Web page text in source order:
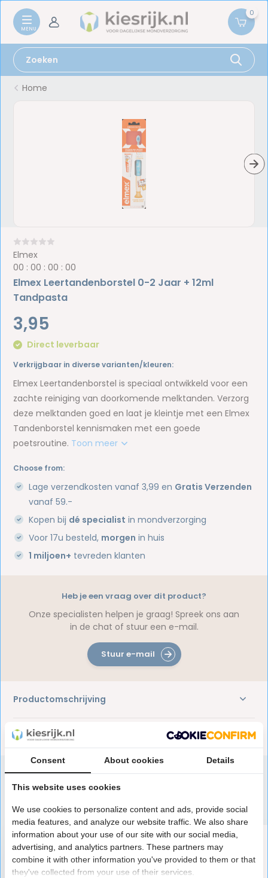
0
Home
Elmex
00 :00 :00 :00
Elmex Leertandenborstel 0-2 Jaar + 12ml
Tandpasta
3,95
Direct leverbaar
Verkrijgbaar in diverse varianten/kleuren:
Elmex Leertandenborstel is speciaal ontwikkeld voor een
zachte reiniging van doorkomende melktanden. Verzorg
deze melktanden goed en laat je kleintje met een Elmex
Tandenborstel kennismaken met een goede
poetsroutine. Toon meer
Choose from:
Lage verzendkosten vanaf 3,99 en Gratis Verzenden
vanaf 59.-
Kopen bij dé specialist in mondverzorging
Voor 17u besteld, morgen in huis
1 miljoen+ tevreden klanten
Productomschrijving
Reviews
Heb je een vraag over dit product?
Onze specialisten helpen je graag! Spreek ons aan
in de chat of stuur een e-mail.
Stuur e-mail
Speciaal aanbevolen voor jou
Consent About cookies Details
This website uses cookies
We use cookies to personalize content and ads, provide social
media features, and analyze our website traffic. We also share
information about your use of our site with our social media,
advertising, and analytics partners. These partners may
combine it with other information you've provided to them or that
they've collected from your use of their services.